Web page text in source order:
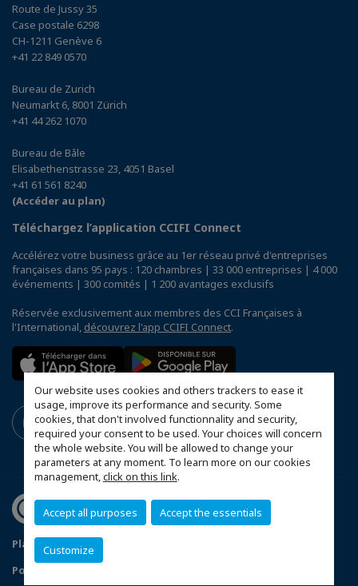
Our website uses cookies and others trackers to ease it
usage, improve its performance and security. Some
cookies, that don't involved functionnality and security,
required your consent to be used. Your choices will concern
the whole website. You will be allowed to change your
parameters at any moment. To learn more on our cookies
management,click on this link.
Accept all purposes Accept the essentials
Customize
Route de Jussy 35
Case postale 6298
CH-1211 Genève 6
+41 22 849 0570
Bureau de Zurich
Neumarkt 6, 8001 Zürich
+41 44 262 1070
Bureau de Bâle
Elisabethenstrasse 23, 4051 Basel
+41 61 561 8240
(Accéder au plan)
Téléchargez l’application CCIFI Connect
Accélérez votre business grâce au 1er réseau privé d'entreprises
françaises dans 95 pays : 120 chambres | 33 000 entreprises | 4 000
événements | 300 comités | 1 200 avantages exclusifs
Réservée exclusivement aux membres des CCI Françaises à
l'International, découvrez l'app CCIFI Connect.
Plan d'accès Genève
Politique de confidentialité